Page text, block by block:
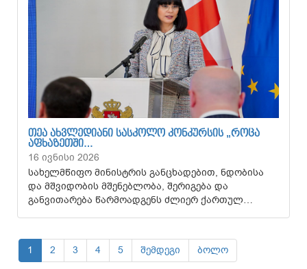
ᲗᲔᲐ ᲐᲮᲕᲚᲔᲓᲘᲐᲜᲘ ᲡᲐᲡᲙᲝᲚᲝ ᲙᲝᲜᲙᲣᲠᲡᲘᲡ „ᲠᲝᲪᲐ
ᲐᲤᲮᲐᲖᲔᲗᲨᲘ…
16 ივნისი 2026
სახელმწიფო მინისტრის განცხადებით, ნდობისა
და მშვიდობის მშენებლობა, შერიგება და
განვითარება წარმოადგენს ძლიერ ქართულ…
1 2 3 4 5 შემდეგი ბოლო